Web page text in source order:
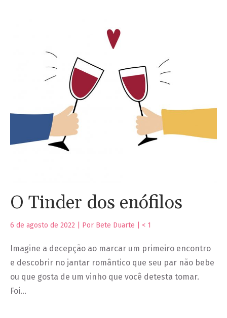
O Tinder dos enófilos
6 de agosto de 2022 | Por Bete Duarte | < 1
Imagine a decepção ao marcar um primeiro encontro
e descobrir no jantar romântico que seu par não bebe
ou que gosta de um vinho que você detesta tomar.
Foi…